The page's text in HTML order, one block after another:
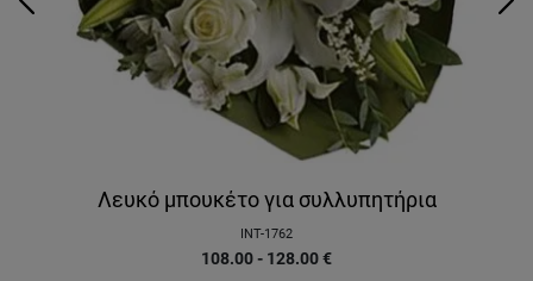
Λευκό μπουκέτο για συλλυπητήρια
INT-1762
108.00 - 128.00€